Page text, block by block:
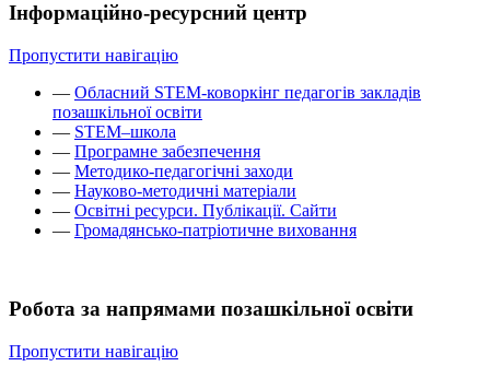
Інформаційно-ресурсний центр
Пропустити навігацію
— Обласний STEM-коворкінг педагогів закладів
позашкільної освіти
— STEM–школа
— Програмне забезпечення
— Методико-педагогічні заходи
— Науково-методичні матеріали
— Освітні ресурси. Публікації. Сайти
— Громадянсько-патріотичне виховання
Робота за напрямами позашкільної освіти
Пропустити навігацію